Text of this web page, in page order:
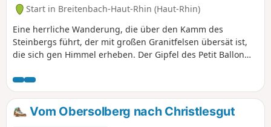
Start in Breitenbach-Haut-Rhin (Haut-Rhin)
Eine herrliche Wanderung, die über den Kamm des
Steinbergs führt, der mit großen Granitfelsen übersät ist,
die sich gen Himmel erheben. Der Gipfel des Petit Ballon
Steinberg gilt als energetischer Kraftort der Hochvogesen.
Diese Wanderung ist zudem ohne besondere
Schwierigkeiten, auch wenn sie einige ordentliche
Aufstiege beinhaltet.
Vom Obersolberg nach Christlesgut